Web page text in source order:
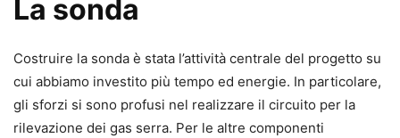
La sonda
Costruire la sonda è stata l’attività centrale del progetto su
cui abbiamo investito più tempo ed energie. In particolare,
gli sforzi si sono profusi nel realizzare il circuito per la
rilevazione dei gas serra. Per le altre componenti